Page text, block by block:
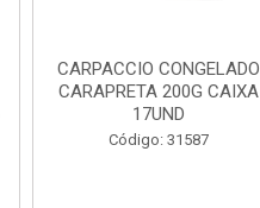
CARPACCIO CONGELADO
CARAPRETA 200G CAIXA
17UND
Código: 31587